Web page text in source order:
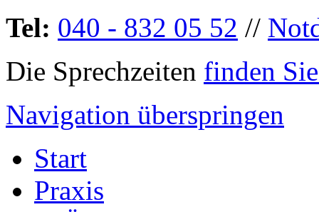
Tel: 040 - 832 05 52 //
Die Sprechzeiten finden
Navigation überspringen
Start
Praxis